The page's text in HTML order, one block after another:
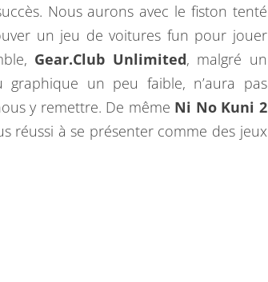
Nous aurons avec le fiston tenté
un jeu de voitures fun pour jouer
Gear.Club Unlimited, malgré un
graphique un peu faible, n’aura pas
y remettre. De même Ni No Kuni 2
réussi à se présenter comme des jeux